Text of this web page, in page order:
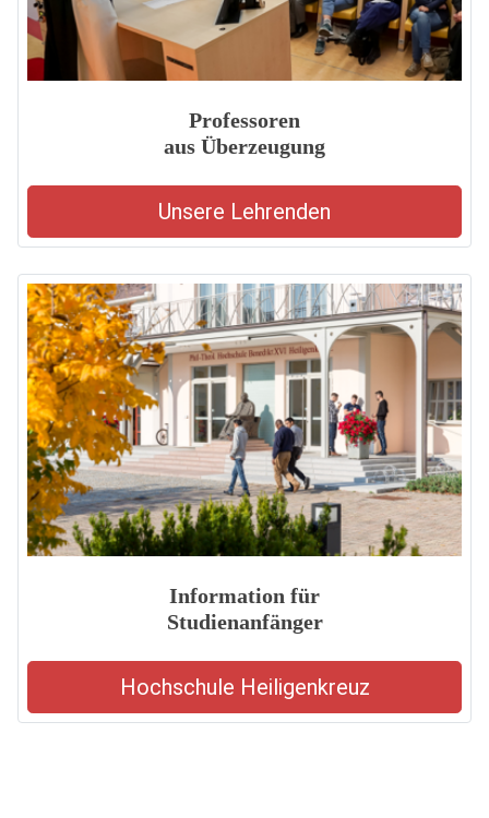
Professoren
aus Überzeugung
Unsere Lehrenden
Information für
Studienanfänger
Hochschule Heiligenkreuz